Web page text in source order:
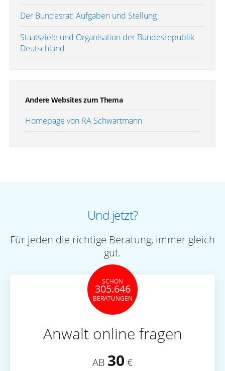
Der Bundesrat: Aufgaben und Stellung
Staatsziele und Organisation der Bundesrepublik
Deutschland
Andere Websites zum Thema
Homepage von RA Schwartmann
Und jetzt?
Für jeden die richtige Beratung, immer gleich
gut.
SCHON
305.646
BERATUNGEN
Anwalt online fragen
AB 30 €